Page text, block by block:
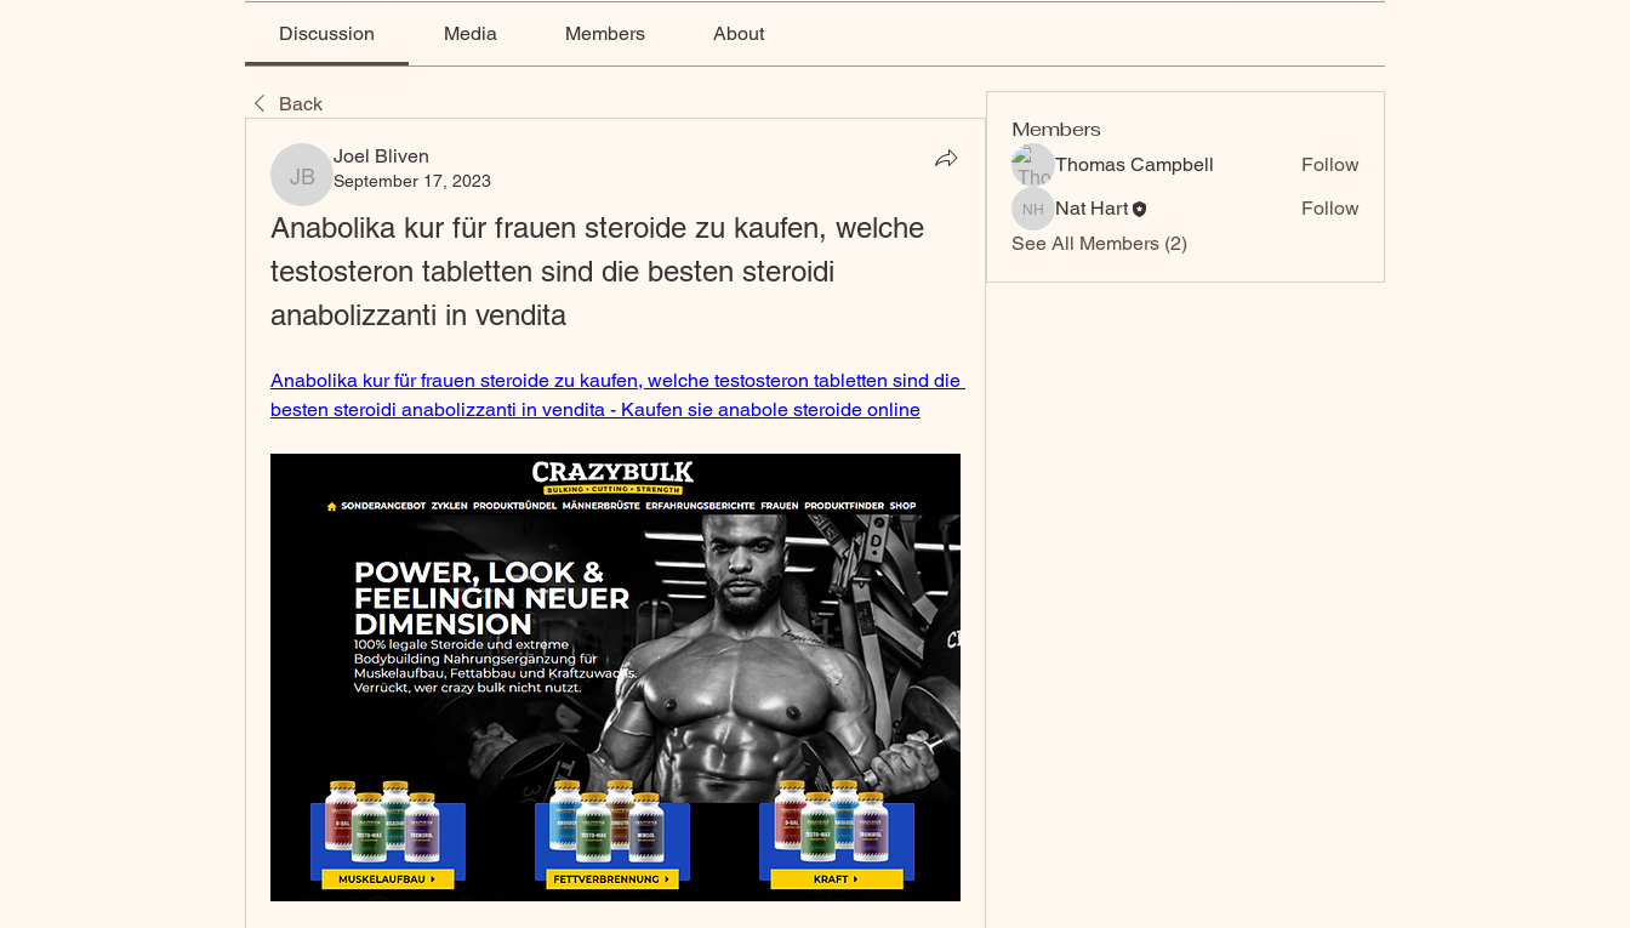
Discussion Media Members About
Back
Joel Bliven
Joel Bliven
September 17, 2023
Anabolika kur für frauen steroide zu kaufen, welche
testosteron tabletten sind die besten steroidi
anabolizzanti in vendita
Anabolika kur für frauen steroide zu kaufen, welche testosteron tabletten sind die
besten steroidi anabolizzanti in vendita - Kaufen sie anabole steroide online
Members
Thomas Campbell Follow
Nat Hart
Nat Hart
Follow
See All Members (2)